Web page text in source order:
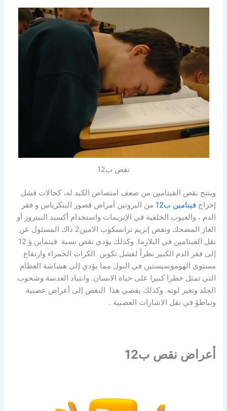
نقص ب12
وينتج نقص الفيتامين من ضعف امتصاص الكبد له، كحالات فشل
إخراج فيتامين ب12
من البروتين أمراض قصور البنكرياس و فقر
الدم ، والعيوب الخلقية في الإنزيمات واستخدام أكسيد النيتروز أو
الغاز المضحك ونقص إنزيم ترانسكوب الامين2 ذاك المسئول عن
نقل الفيتامين في البلازما. وكذلك يؤدي نقص نسبة فيتماين ؤ 12
إلى فقر الدم الكبير نظراً لفشل تكوين الكرات الحمراء وارتفاع
مستوى الهوموسيستين في البول مما يؤدي إلى هشاشة العظام
التي تمثل خطرا كبيرا على حياة الانسان. وانتباذ العدسة وشحوب
الجلد وتغير لونه. وكذلك يفضي هذا النقص إلى أعراض عصبية
وتباطؤ في نقل الاشارات العصبية .
أعراض نقص ب12